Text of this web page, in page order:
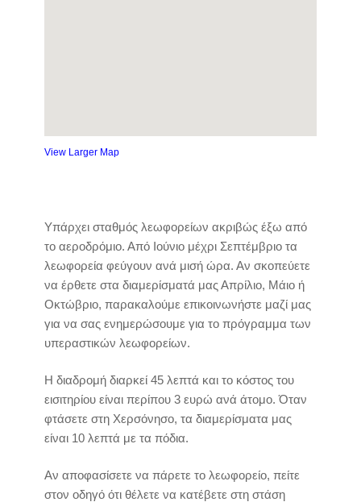
View Larger Map
Υπάρχει σταθμός λεωφορείων ακριβώς έξω από
το αεροδρόμιο. Από Ιούνιο μέχρι Σεπτέμβριο τα
λεωφορεία φεύγουν ανά μισή ώρα. Αν σκοπεύετε
να έρθετε στα διαμερίσματά μας Απρίλιο, Μάιο ή
Οκτώβριο, παρακαλούμε επικοινωνήστε μαζί μας
για να σας ενημερώσουμε για το πρόγραμμα των
υπεραστικών λεωφορείων.
Η διαδρομή διαρκεί 45 λεπτά και το κόστος του
εισιτηρίου είναι περίπου 3 ευρώ ανά άτομο. Όταν
φτάσετε στη Χερσόνησο, τα διαμερίσματα μας
είναι 10 λεπτά με τα πόδια.
Αν αποφασίσετε να πάρετε το λεωφορείο, πείτε
στον οδηγό ότι θέλετε να κατέβετε στη στάση